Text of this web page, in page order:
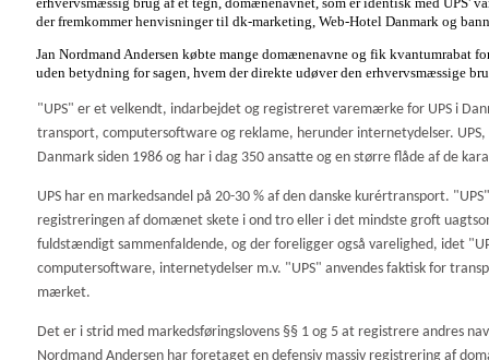
der fremkommer henvisninger til dk-marketing, Web-Hotel Danmark og
Jan Nordmand Andersen købte mange domænenavne og fik kvantumrabat
uden betydning for sagen, hvem der direkte udøver den erhvervsmæssige
"UPS" er et velkendt, indarbejdet og registreret varemærke for UPS i
transport, computersoftware og reklame, herunder internetydelser.
Danmark siden 1986 og har i dag 350 ansatte og en større flåde af de
UPS har en markedsandel på 20-30 % af den danske kurértransport.
registreringen af domænet skete i ond tro eller i det mindste groft
fuldstændigt sammenfaldende, og der foreligger også varelighed, idet
computersoftware, internetydelser m.v. "UPS" anvendes faktisk for
mærket.
Det er i strid med markedsføringslovens §§ 1 og 5 at registrere andres
Nordmand Andersen har foretaget en defensiv massiv registrering af